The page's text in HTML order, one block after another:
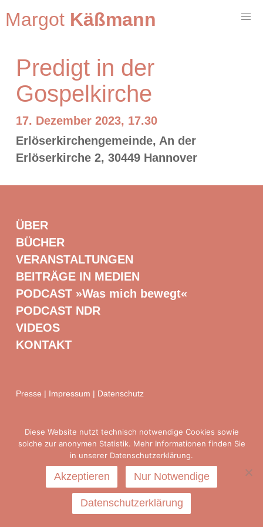
Margot Käßmann
Predigt in der
Gospelkirche
17. Dezember 2023, 17.30
Erlöserkirchengemeinde, An der
Erlöserkirche 2, 30449 Hannover
ÜBER
BÜCHER
VERANSTALTUNGEN
BEITRÄGE IN MEDIEN
PODCAST »Was mich bewegt«
PODCAST NDR
VIDEOS
KONTAKT
Presse Impressum Datenschutz
Diese Website nutzt technisch notwendige Cookies sowie
solche zur anonymen Statistik. Mehr Informationen finden Sie
in unserer Datenschutzerklärung.
Akzeptieren Nur Notwendige
Datenschutzerklärung